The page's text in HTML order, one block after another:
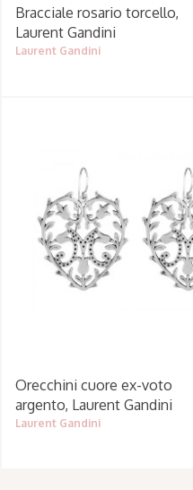
Bracciale rosario torcello,
Laurent Gandini
Laurent Gandini
Orecchini cuore ex-voto
argento, Laurent Gandini
Laurent Gandini